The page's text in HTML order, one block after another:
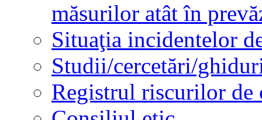
măsurilor atât în
Situaţia incidentelor
Studii/cercetări/
Registrul riscurilor de